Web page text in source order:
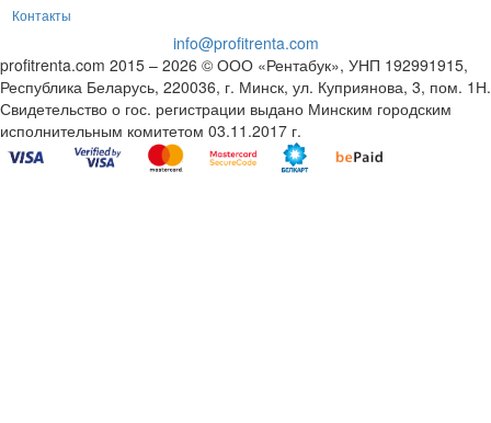
Контакты
info@profitrenta.com
profitrenta.com 2015 – 2026 © ООО «Рентабук», УНП 192991915,
Республика Беларусь, 220036, г. Минск, ул. Куприянова, 3, пом. 1Н.
Свидетельство о гос. регистрации выдано Минским городским
исполнительным комитетом 03.11.2017 г.